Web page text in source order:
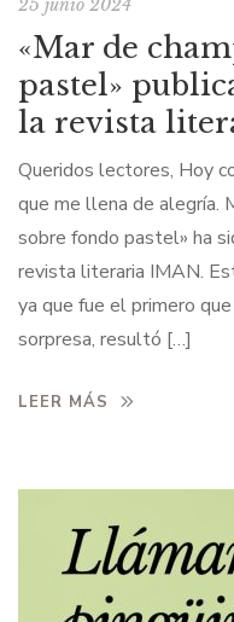
25 junio 2024
«Mar de
pastel»
la revista
Queridos lectores, Hoy
que me llena de alegría.
sobre fondo pastel» ha
revista literaria IMAN.
ya que fue el primero
sorpresa, resultó […]
LEER MÁS